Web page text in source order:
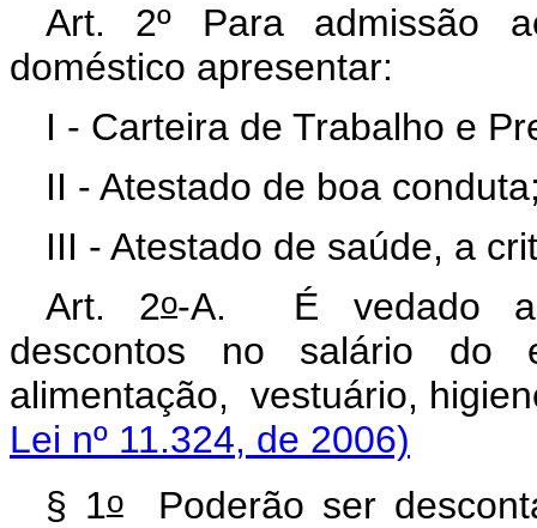
Art. 2º Para admissão
doméstico apresentar:
I - Carteira de Trabalho e
II - Atestado de boa
III - Atestado de saúde, a
Art. 2o-A. É vedado
descontos no salário do
alimentação, vestuário,
Lei nº 11.324, de 2006)
§ 1oPoderão ser